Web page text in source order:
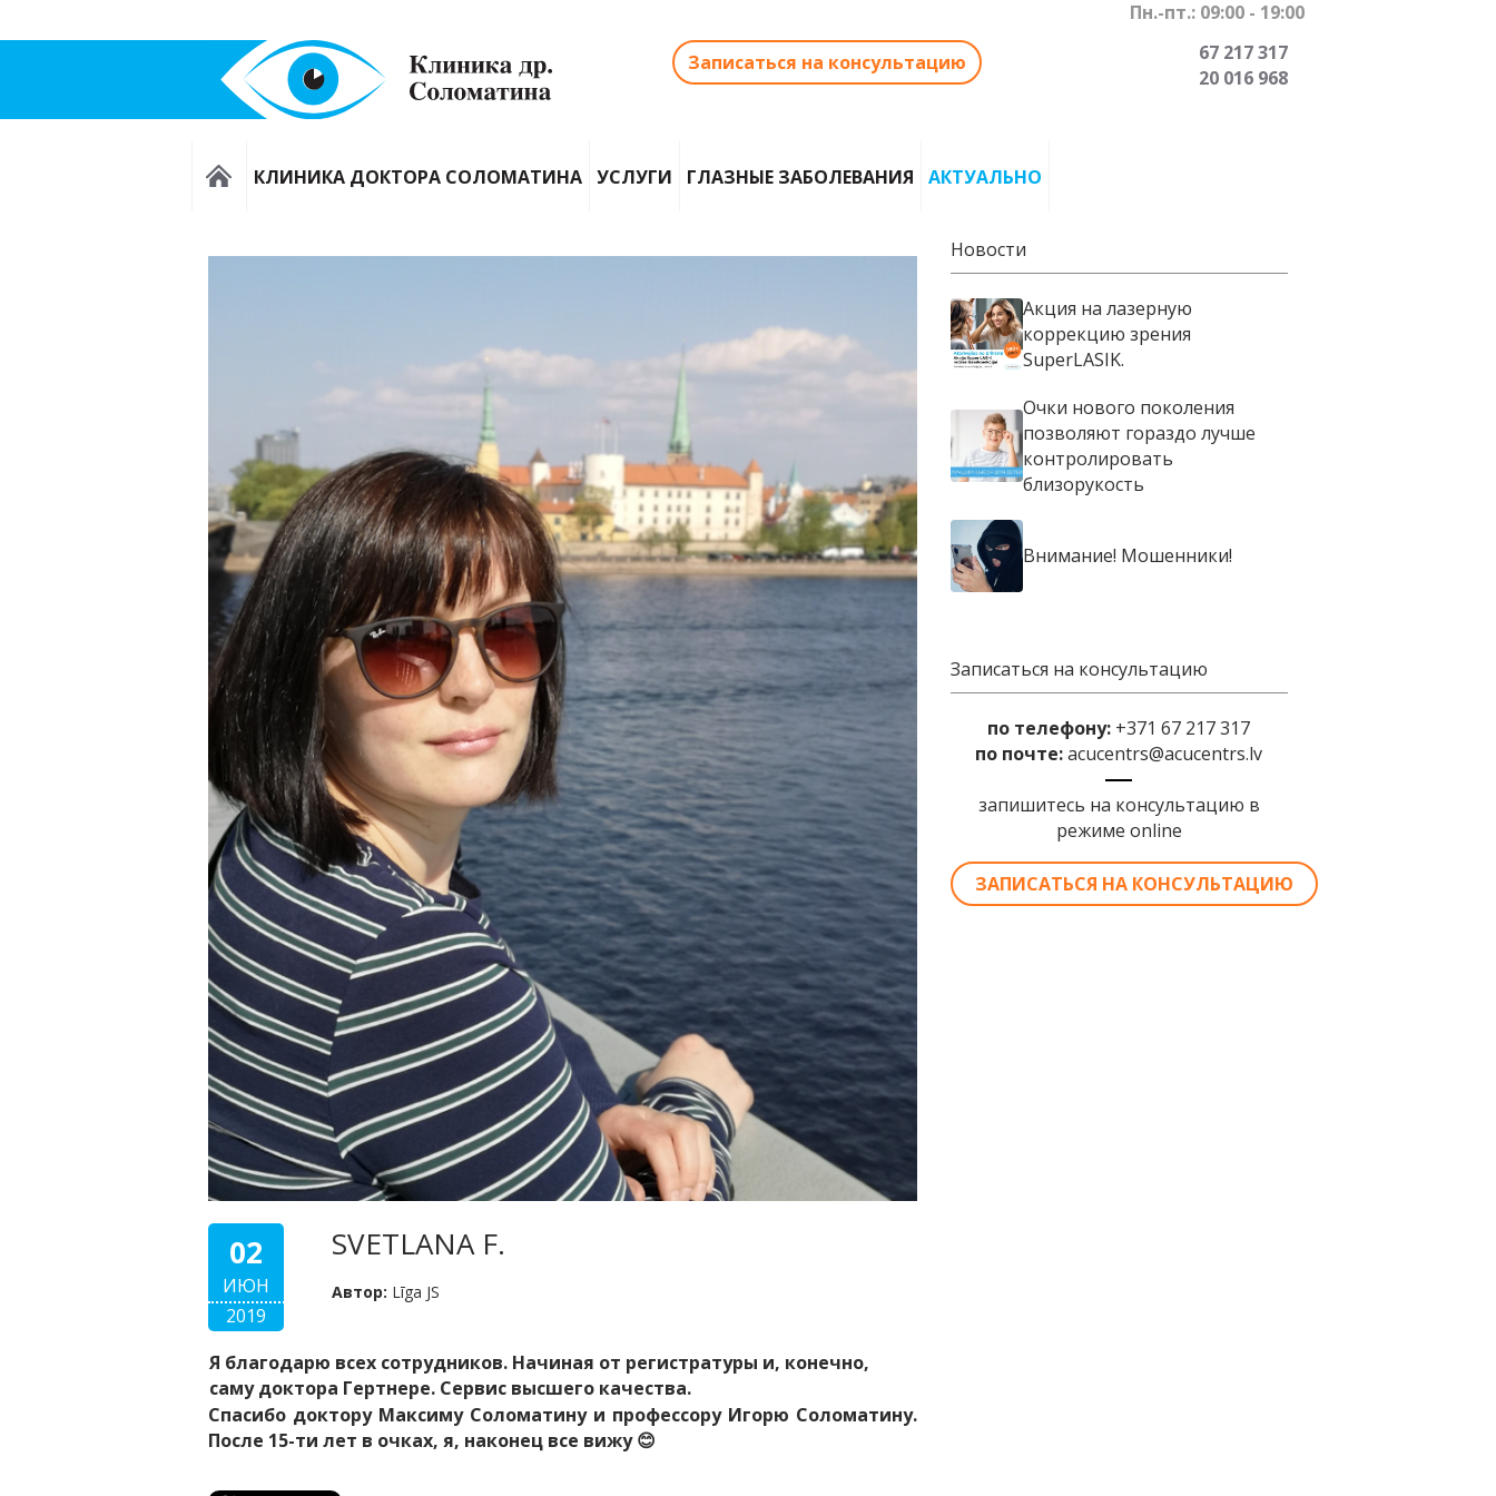
Пн.-пт.: 09:00 - 19:00
Записаться на консультацию
67 217 317
20 016 968
КЛИНИКА ДОКТОРА СОЛОМАТИНА УСЛУГИ ГЛАЗНЫЕ ЗАБОЛЕВАНИЯ АКТУАЛЬНО
02
ИЮН
2019
SVETLANA F.
Автор: Līga JS
Я благодарю всех сотрудников. Начиная от регистратуры и, конечно,
саму доктора Гертнере. Сервис высшего качества.
Спасибо доктору Максиму Соломатину и профессору Игорю Соломатину.
После 15-ти лет в очках, я, наконец все вижу 😊
Новости
Акция на лазерную
коррекцию зрения
SuperLASIK.
Очки нового поколения
позволяют гораздо лучше
контролировать
близорукость
Внимание! Мошенники!
Записаться на консультацию
по телефону: +371 67 217 317
по почте:acucentrs@acucentrs.lv
запишитесь на консультацию в
режиме online
ЗАПИСАТЬСЯ НА КОНСУЛЬТАЦИЮ